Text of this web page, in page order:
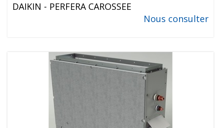
DAIKIN - PERFERA CAROSSEE
Nous consulter